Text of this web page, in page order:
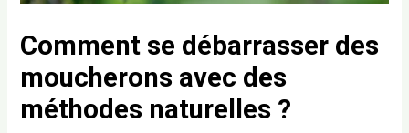
Comment se débarrasser des
moucherons avec des
méthodes naturelles ?